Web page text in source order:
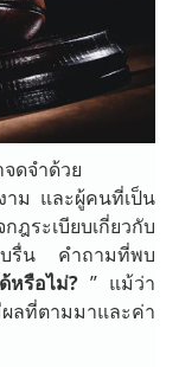
ดจำด้วย
ม และผู้คนที่เป็น
ระเบียบเกี่ยวกับ
บรื่น คำถามที่พบ
หรือไม่? ” แม้ว่า
ลที่ตามมาและค่า